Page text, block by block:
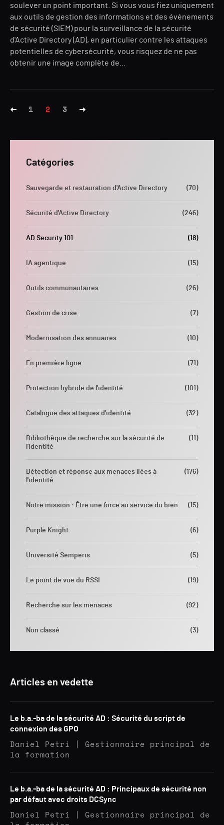
Catégories
Sauvegarde et restauration d'Active Directory (70)
Sécurité d'Active Directory (246)
AD Security 101 (18)
IA agentique (15)
Outils communautaires (26)
Gestion de crise (7)
Modernisation des annuaires (10)
En première ligne (71)
Protection hybride de l'identité (101)
Catalogue des attaques d'identité (32)
Bibliothèque de recherche sur la sécurité de
l'identité
(11)
Détection et réponse aux menaces liées à
l'identité
(176)
Notre mission : Être une force au service du bien (15)
Purple Knight (6)
Université Semperis (5)
Le point de vue du RSSI (19)
Recherche sur les menaces (92)
Non classé (3)
Articles en vedette
Le b.a.-ba de la sécurité AD : Sécurité du script de
connexion des GPO
Daniel Petri | Gestionnaire principal de
la formation
Le b.a.-ba de la sécurité AD : Principaux de sécurité non
par défaut avec droits DCSync
Daniel Petri | Gestionnaire principal de
soulever un point important. Si vous vous fiez uniquement
aux outils de gestion des informations et des événements
de sécurité (SIEM) pour la surveillance de la sécurité
d'Active Directory (AD), en particulier contre les attaques
potentielles de cybersécurité, vous risquez de ne pas
obtenir une image complète de...
1 2 3